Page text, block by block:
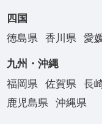
四国
徳島県
香川県 愛
九州・沖縄
福岡県
佐賀県 長
鹿児島県
沖縄県